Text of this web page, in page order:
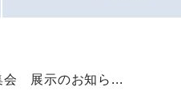
会 展示のお知ら...